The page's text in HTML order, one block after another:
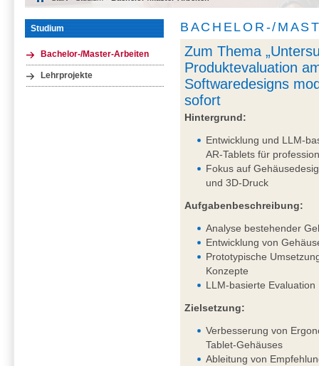
Studium
Bachelor-/Master-Arbeiten
Lehrprojekte
BACHELOR-/
Zum Thema
Produktevaluation
Softwaredesigns
sofort
Hintergrund:
Entwicklung und LLM-
AR-Tablets für
Fokus auf
und 3D-Druck
Aufgabenbeschreibung:
Analyse bestehender
Entwicklung von
Prototypische
Konzepte
LLM-basierte Evaluation
Zielsetzung:
Verbesserung von
Tablet-Gehäuses
Ableitung von